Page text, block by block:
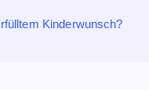
Kinderwunsch?